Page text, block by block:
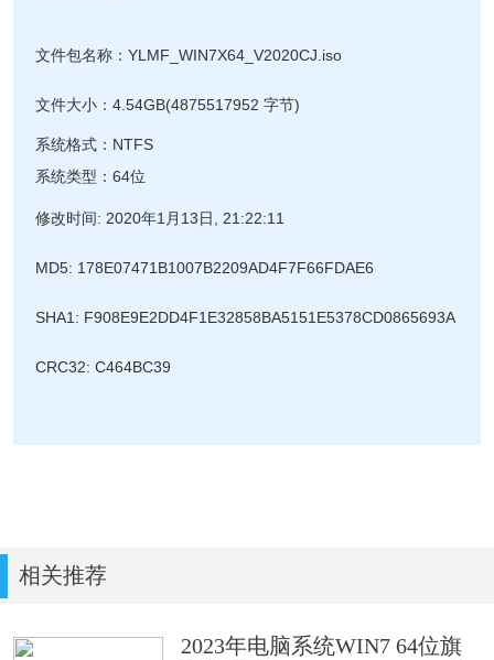
文件包名称：YLMF_WIN7X64_V2020CJ.iso
文件大小：4.54GB(4875517952 字节)
系统格式：NTFS
系统类型：64位
修改时间: 2020年1月13日, 21:22:11
MD5: 178E07471B1007B2209AD4F7F66FDAE6
SHA1: F908E9E2DD4F1E32858BA5151E5378CD0865693A
CRC32: C464BC39
相关推荐
2023年电脑系统WIN7 64位旗